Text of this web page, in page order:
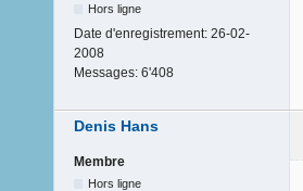
Hors ligne
Date d'enregistrement: 26-02-
2008
Messages: 6'408
Denis Hans
Membre
Hors ligne